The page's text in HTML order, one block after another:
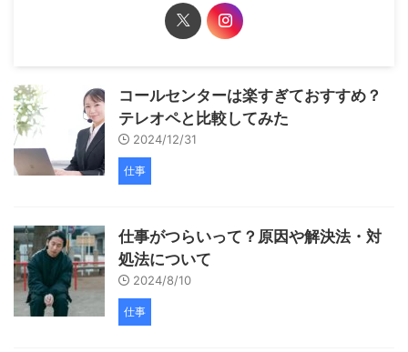
コールセンターは楽すぎておすすめ？
テレオペと比較してみた
2024/12/31
仕事
仕事がつらいって？原因や解決法・対
処法について
2024/8/10
仕事